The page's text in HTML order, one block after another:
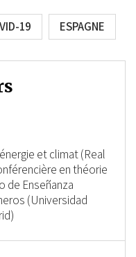
19 ESPAGNE
et climat (Real
en théorie
de Enseñanza
(Universidad